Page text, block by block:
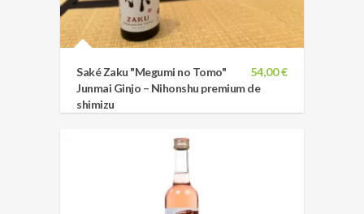
54,00 €
Saké Zaku "Megumi no Tomo"
Junmai Ginjo – Nihonshu premium de
shimizu